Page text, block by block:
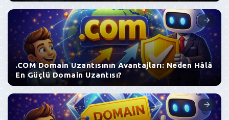
.COM Domain Uzantısının Avantajları: Neden Hâlâ
En Güçlü Domain Uzantısı?